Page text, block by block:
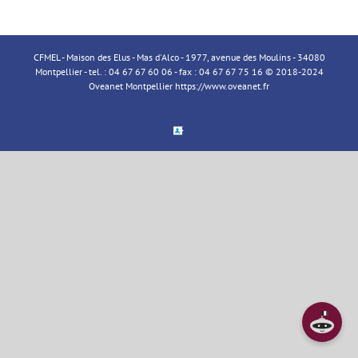
CFMEL - Maison des Elus - Mas d'Alco - 1977, avenue des Moulins - 34080
Montpellier - tel. : 04 67 67 60 06 - fax : 04 67 67 75 16 © 2018-2024
Oveanet Montpellier https://www.oveanet.fr
Espace